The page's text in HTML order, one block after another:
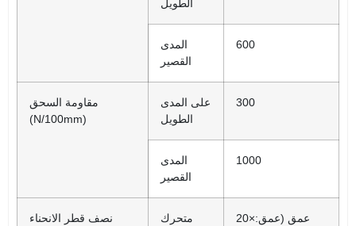
الطويل
المدى
القصير
600
مقاومة السحق
(N/100mm)
على المدى
الطويل
300
المدى
القصير
1000
نصف قطر الانحناء متحرك 20×عمق (عمق: